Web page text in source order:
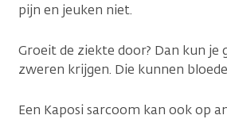
pijn en jeuken niet.
Groeit de ziekte door? Dan kun
zweren krijgen. Die kunnen
Een Kaposi sarcoom kan ook op